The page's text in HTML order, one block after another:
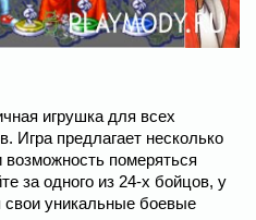
игрушка для всех
Игра предлагает несколько
возможность померяться
за одного из 24-х бойцов, у
свои уникальные боевые